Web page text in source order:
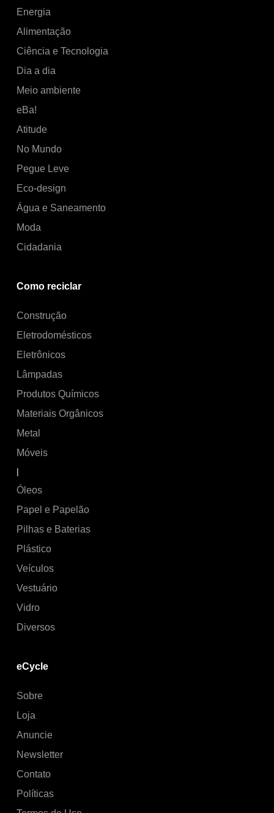
Energia
Alimentação
Ciência e Tecnologia
Dia a dia
Meio ambiente
eBa!
Atitude
No Mundo
Pegue Leve
Eco-design
Água e Saneamento
Moda
Cidadania
Como reciclar
Construção
Eletrodomésticos
Eletrônicos
Lâmpadas
Produtos Químicos
Materiais Orgânicos
Metal
Móveis
|
Óleos
Papel e Papelão
Pilhas e Baterias
Plástico
Veículos
Vestuário
Vidro
Diversos
eCycle
Sobre
Loja
Anuncie
Newsletter
Contato
Políticas